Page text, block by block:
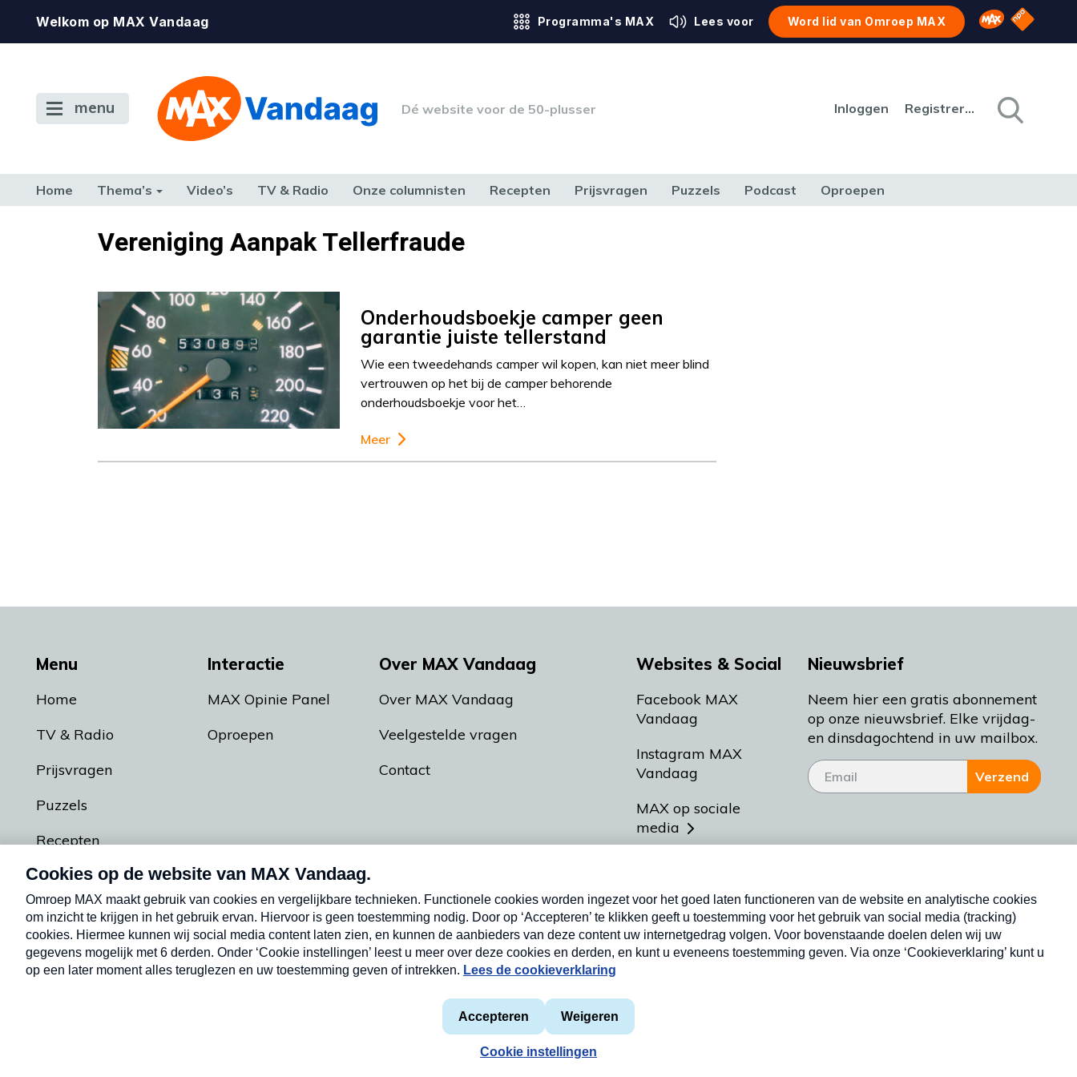
Welkom op MAX Vandaag Programma's MAX Lees voor Word lid van Omroep MAX Omroep MAX
NPO
menu Dé website voor de 50-plusser Inloggen Registreren
Home Thema’s Video’s TV & Radio Onze columnisten Recepten Prijsvragen Puzzels Podcast Oproepen
TERUG NAAR TOENVereniging Aanpak Tellerfraude
Onderhoudsboekje camper geen
garantie juiste tellerstand
Wie een tweedehands camper wil kopen, kan niet meer blind
vertrouwen op het bij de camper behorende
onderhoudsboekje voor het…
Meer
Menu
Home
TV & Radio
Prijsvragen
Puzzels
Recepten
Podcasts
Interactie
MAX Opinie Panel
Oproepen
Over MAX Vandaag
Over MAX Vandaag
Veelgestelde vragen
Contact
Websites & Social
Facebook MAX
Vandaag
Instagram MAX
Vandaag
MAX op sociale
media
Meldpunt Actueel
Heel Holland Bakt
Nieuwsbrief
Neem hier een gratis abonnement
op onze nieuwsbrief. Elke vrijdag-
en dinsdagochtend in uw mailbox.
Verzend
Privacyverklaring
Cookieverklaring
Nieuwsbrief
Neem hier een gratis abonnement op onze